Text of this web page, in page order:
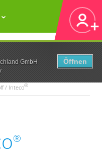
GmbH
Öffnen
/ Inteco®
®